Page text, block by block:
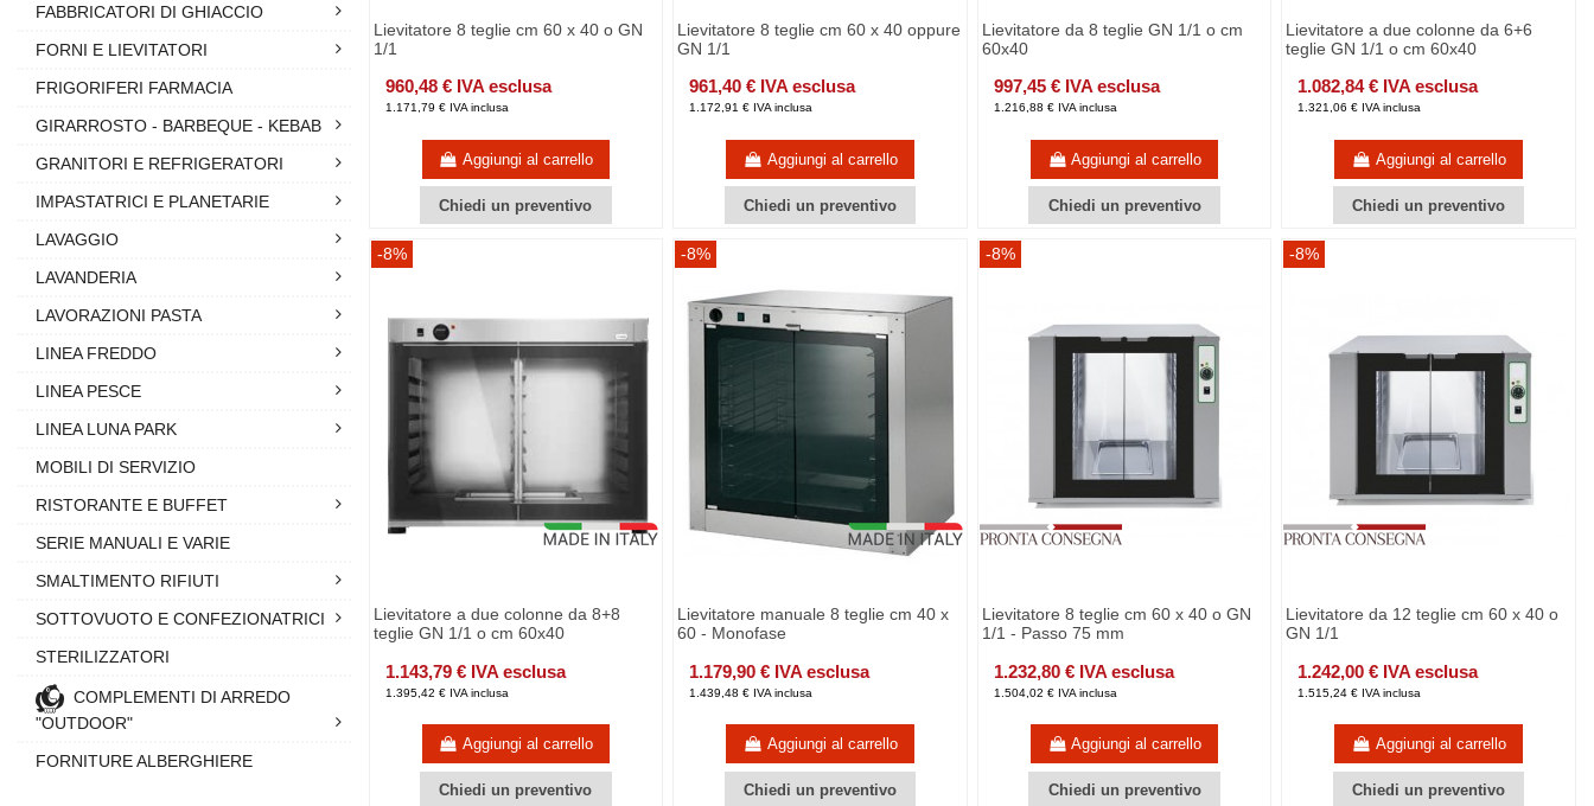
Lievitatore 8 teglie cm 60 x 40 o GN
1/1
960,48 € IVA esclusa
1.171,79 € IVA inclusa
Aggiungi al carrello
Chiedi un preventivo
Lievitatore 8 teglie cm 60 x 40 oppure
GN 1/1
961,40 € IVA esclusa
1.172,91 € IVA inclusa
Aggiungi al carrello
Chiedi un preventivo
Lievitatore da 8 teglie GN 1/1 o cm
60x40
997,45 € IVA esclusa
1.216,88 € IVA inclusa
Aggiungi al carrello
Chiedi un preventivo
Lievitatore a due colonne da 6+6
teglie GN 1/1 o cm 60x40
1.082,84 € IVA esclusa
1.321,06 € IVA inclusa
Aggiungi al carrello
Chiedi un preventivo
-8%
Lievitatore a due colonne da 8+8
teglie GN 1/1 o cm 60x40
1.143,79 € IVA esclusa
1.395,42 € IVA inclusa
Aggiungi al carrello
Chiedi un preventivo
-8%
Lievitatore manuale 8 teglie cm 40 x
60 - Monofase
1.179,90 € IVA esclusa
1.439,48 € IVA inclusa
Aggiungi al carrello
Chiedi un preventivo
-8%
Lievitatore 8 teglie cm 60 x 40 o GN
1/1 - Passo 75 mm
1.232,80 € IVA esclusa
1.504,02 € IVA inclusa
Aggiungi al carrello
Chiedi un preventivo
-8%
Lievitatore da 12 teglie cm 60 x 40 o
GN 1/1
1.242,00 € IVA esclusa
1.515,24 € IVA inclusa
Aggiungi al carrello
Chiedi un preventivo
FABBRICATORI DI GHIACCIO
FORNI E LIEVITATORI
FRIGORIFERI FARMACIA
GIRARROSTO - BARBEQUE - KEBAB
GRANITORI E REFRIGERATORI
IMPASTATRICI E PLANETARIE
LAVAGGIO
LAVANDERIA
LAVORAZIONI PASTA
LINEA FREDDO
LINEA PESCE
LINEA LUNA PARK
MOBILI DI SERVIZIO
RISTORANTE E BUFFET
SERIE MANUALI E VARIE
SMALTIMENTO RIFIUTI
SOTTOVUOTO E CONFEZIONATRICI
STERILIZZATORI
COMPLEMENTI DI ARREDO
"OUTDOOR"
FORNITURE ALBERGHIERE